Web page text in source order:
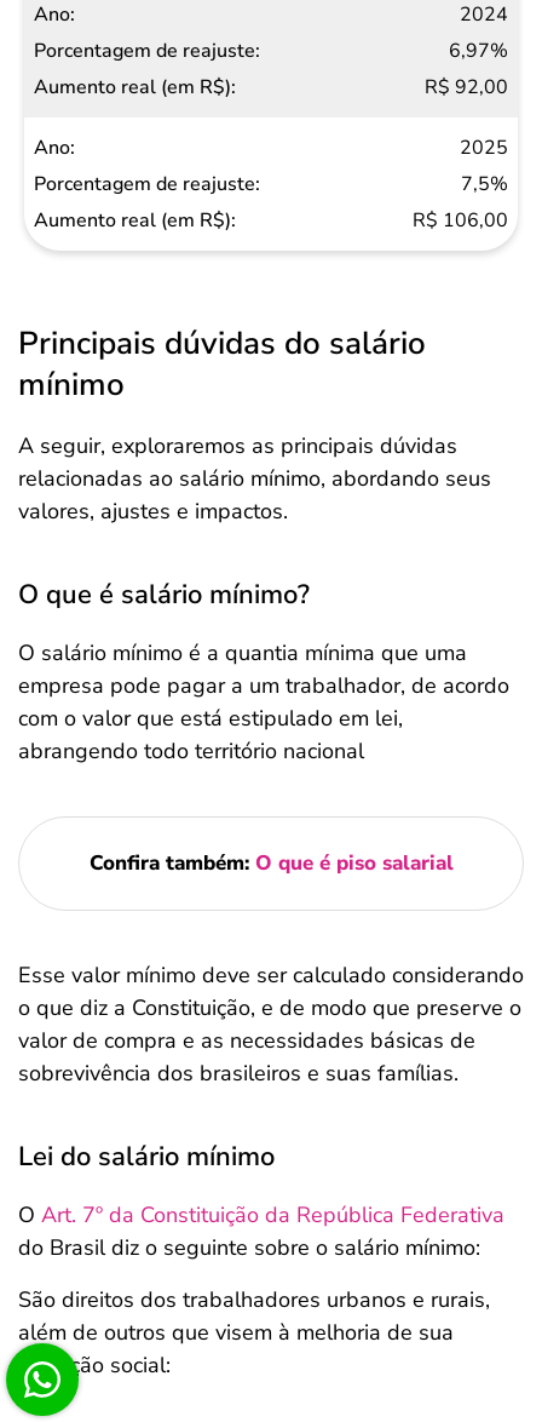
2024
6,97%
R$ 92,00
2025
7,5%
R$ 106,00
Principais dúvidas do salário
mínimo
A seguir, exploraremos as principais dúvidas
relacionadas ao salário mínimo, abordando seus
valores, ajustes e impactos.
O que é salário mínimo?
O salário mínimo é a quantia mínima que uma
empresa pode pagar a um trabalhador, de acordo
com o valor que está estipulado em lei,
abrangendo todo território nacional
Confira também: O que é piso salarial
Esse valor mínimo deve ser calculado considerando
o que diz a Constituição, e de modo que preserve o
valor de compra e as necessidades básicas de
sobrevivência dos brasileiros e suas famílias.
Lei do salário mínimo
O Art. 7º da Constituição da República Federativa
do Brasil diz o seguinte sobre o salário mínimo:
São direitos dos trabalhadores urbanos e rurais,
além de outros que visem à melhoria de sua
condição social: